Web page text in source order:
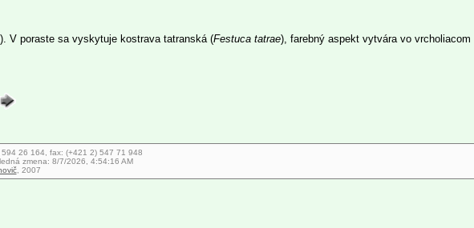
). V poraste sa vyskytuje kostrava tatranská (Festuca tatrae), farebný aspekt vytvára vo vrcholiacom
26 164, fax: (+421 2) 547 71 948
zmena: 8/7/2026, 4:54:16 AM
, 2007